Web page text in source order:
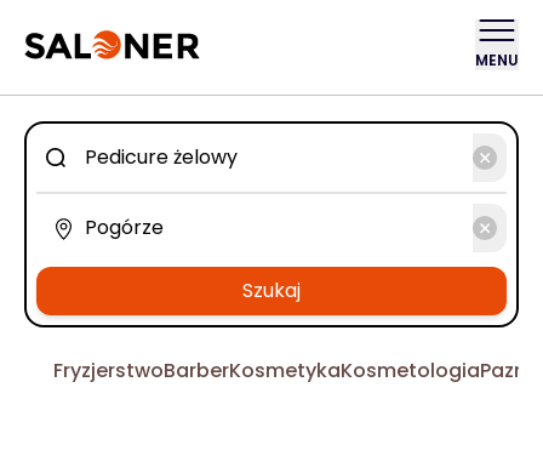
MENU
Szukaj
FryzjerstwoBarberKosmetykaKosmetologia